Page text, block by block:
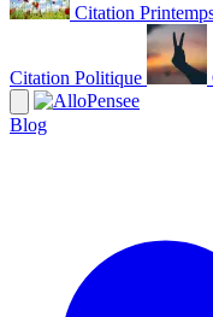
Citation
Citation Politique
Blog